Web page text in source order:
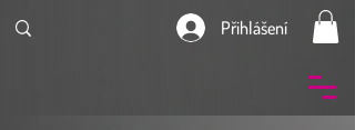
Přihlášení